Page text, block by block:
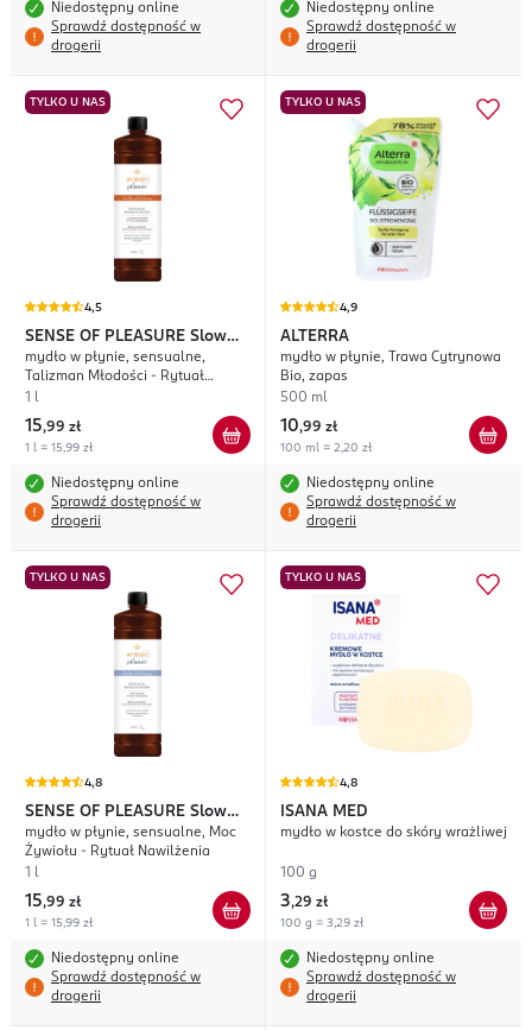
Niedostępny online
Sprawdź dostępność w
drogerii
Niedostępny online
Sprawdź dostępność w
drogerii
TYLKO U NAS
4,5
SENSE OF PLEASURE Slow
Life With Slow Beauty
mydło w płynie, sensualne,
Talizman Młodości - Rytuał
Ujędrnienia
1 l
15,99 zł
1 l = 15,99 zł
Niedostępny online
Sprawdź dostępność w
drogerii
TYLKO U NAS
4,9
ALTERRA
mydło w płynie, Trawa Cytrynowa
Bio, zapas
500 ml
10,99 zł
100 ml = 2,20 zł
Niedostępny online
Sprawdź dostępność w
drogerii
TYLKO U NAS
4,8
SENSE OF PLEASURE Slow
Life With Slow Beauty
mydło w płynie, sensualne, Moc
Żywiołu - Rytuał Nawilżenia
1 l
15,99 zł
1 l = 15,99 zł
Niedostępny online
Sprawdź dostępność w
drogerii
TYLKO U NAS
4,8
ISANA MED
mydło w kostce do skóry wrażliwej
100 g
3,29 zł
100 g = 3,29 zł
Niedostępny online
Sprawdź dostępność w
drogerii